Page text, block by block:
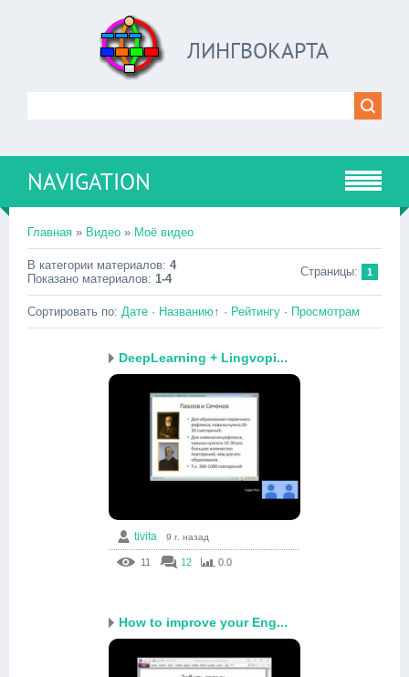
ЛИНГВОКАРТА
NAVIGATION
Главная » Видео » Моё видео
В категории материалов: 4
Показано материалов: 1-4
Страницы: 1
Сортировать по: Дате · Названию↑ · Рейтингу · Просмотрам
DeepLearning + Lingvopi...
tivita 9 г. назад
11 12 0.0
How to improve your Eng...